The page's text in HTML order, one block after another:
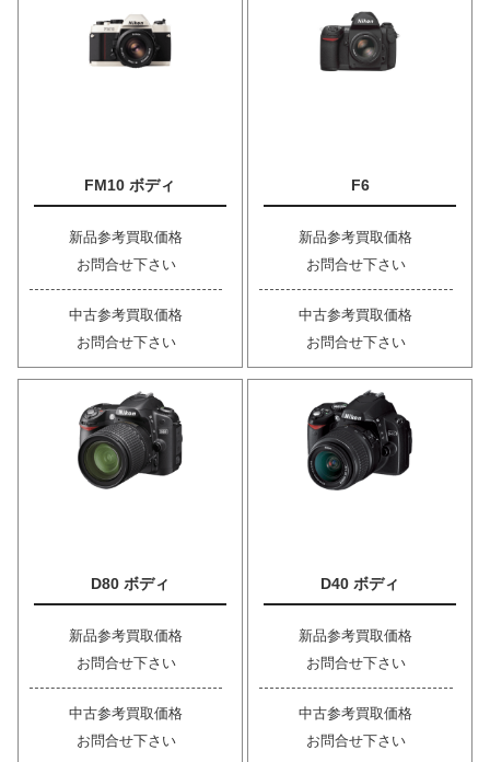
FM10 ボディ
新品参考買取価格
お問合せ下さい
中古参考買取価格
お問合せ下さい
F6
新品参考買取価格
お問合せ下さい
中古参考買取価格
お問合せ下さい
D80 ボディ
新品参考買取価格
お問合せ下さい
中古参考買取価格
お問合せ下さい
D40 ボディ
新品参考買取価格
お問合せ下さい
中古参考買取価格
お問合せ下さい